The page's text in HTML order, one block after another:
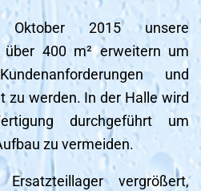
2015 unsere
über 400 m² erweitern um
und
zu werden. In der Halle wird
durchgeführt um
zu vermeiden.
vergrößert,